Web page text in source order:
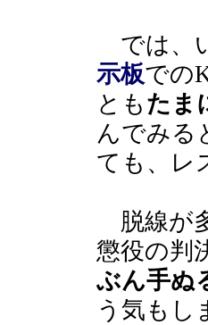
では、
示板での
とも たま
んでみる
ても、レ
脱線が
懲役の判
ぶん手ぬ
う気もし